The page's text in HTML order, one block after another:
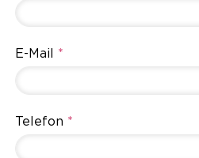
E-Mail *
Telefon *